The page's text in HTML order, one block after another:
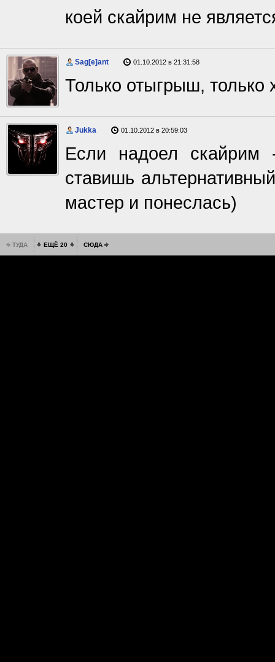
коей скайрим не
Sag[e]ant 01.10.2012 в 21:31:58
Только отыгрыш, только
Jukka 01.10.2012 в 20:59:03
Если надоел скайрим
ставишь
мастер и понеслась)
ТУДА ЕЩЁ 20 СЮДА